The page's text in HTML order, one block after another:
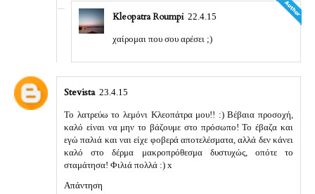
Kleopatra Roumpi 22.4.15
χαίρομαι που σου αρέσει ;)
Stevista 23.4.15
Το λατρεύω το λεμόνι Κλεοπάτρα μου!! :) Βέβαια προσοχή,
καλό είναι να μην το βάζουμε στο πρόσωπο! Το έβαζα και
εγώ παλιά και ναι είχε φοβερά αποτελέσματα, αλλά δεν κάνει
καλό στο δέρμα μακροπρόθεσμα δυστυχώς, οπότε το
σταμάτησα! Φιλιά πολλά :) x
Απάντηση